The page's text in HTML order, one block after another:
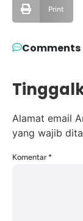
Print
Comments
Alamat email
yang wajib
Komentar *